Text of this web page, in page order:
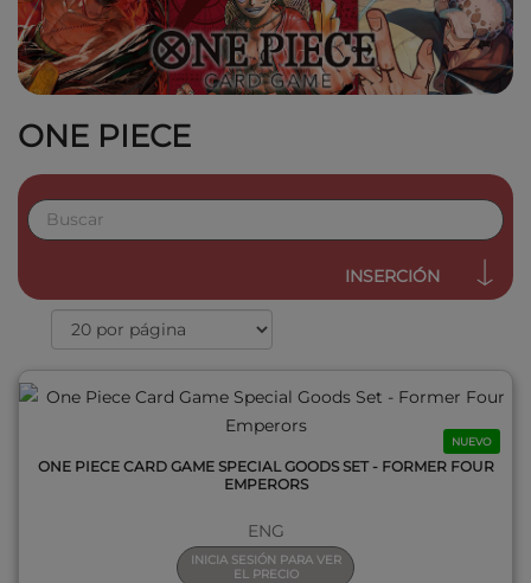
ONE PIECE
INSERCIÓN
NUEVO
ONE PIECE CARD GAME SPECIAL GOODS SET - FORMER FOUR
EMPERORS
ENG
INICIA SESIÓN PARA VER
EL PRECIO